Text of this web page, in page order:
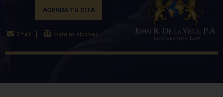
AGENDA TU CITA
Email Visita mi sitio web